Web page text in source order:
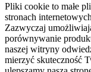
Pliki cookie to małe
stronach
Zazwyczaj
porównywanie
naszej witryny
mierzyć skuteczność